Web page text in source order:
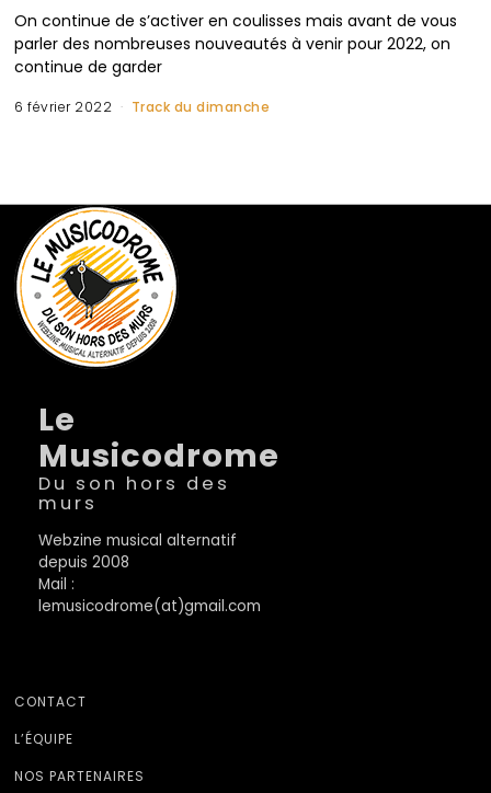
On continue de s’activer en coulisses mais avant de vous
parler des nombreuses nouveautés à venir pour 2022, on
continue de garder
6 février 2022 Track du dimanche
Le
Musicodrome
Du son hors des
murs
Webzine musical alternatif
depuis 2008
Mail :
lemusicodrome(at)gmail.com
CONTACT
L’ÉQUIPE
NOS PARTENAIRES